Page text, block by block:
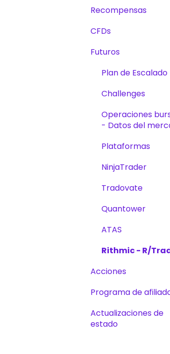
The Trading Pit –
Desafíos
Plan de Escalado
Reglas básicas
Recompensas
Comisiones
Métodos de
CFDs
Productos
Trading
Desafíos
Plataformas
Futuros
Plan de Escalado
Challenges
Operaciones
- Datos del
Plataformas
NinjaTrader
Tradovate
Quantower
ATAS
Rithmic - R/
Acciones
Desafíos
Programa de
Pagos
Actualizaciones de
estado